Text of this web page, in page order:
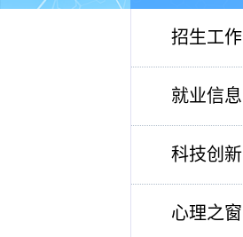
招生工作
就业信息
科技创新
心理之窗